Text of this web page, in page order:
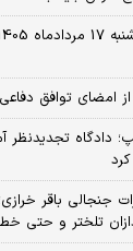
امضای توافق
دادگاه
جنجالی باقر
تلختر و حتی